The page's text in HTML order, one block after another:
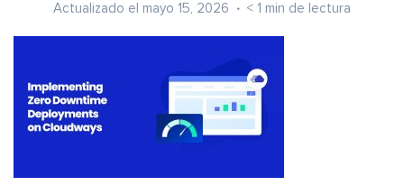
Actualizado el mayo 15, 2026 < 1 min de lectura